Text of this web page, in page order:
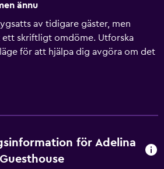
ännu
av tidigare gäster, men
ett skriftligt omdöme. Utforska
för att hjälpa dig avgöra om det
för Adelina
Guesthouse